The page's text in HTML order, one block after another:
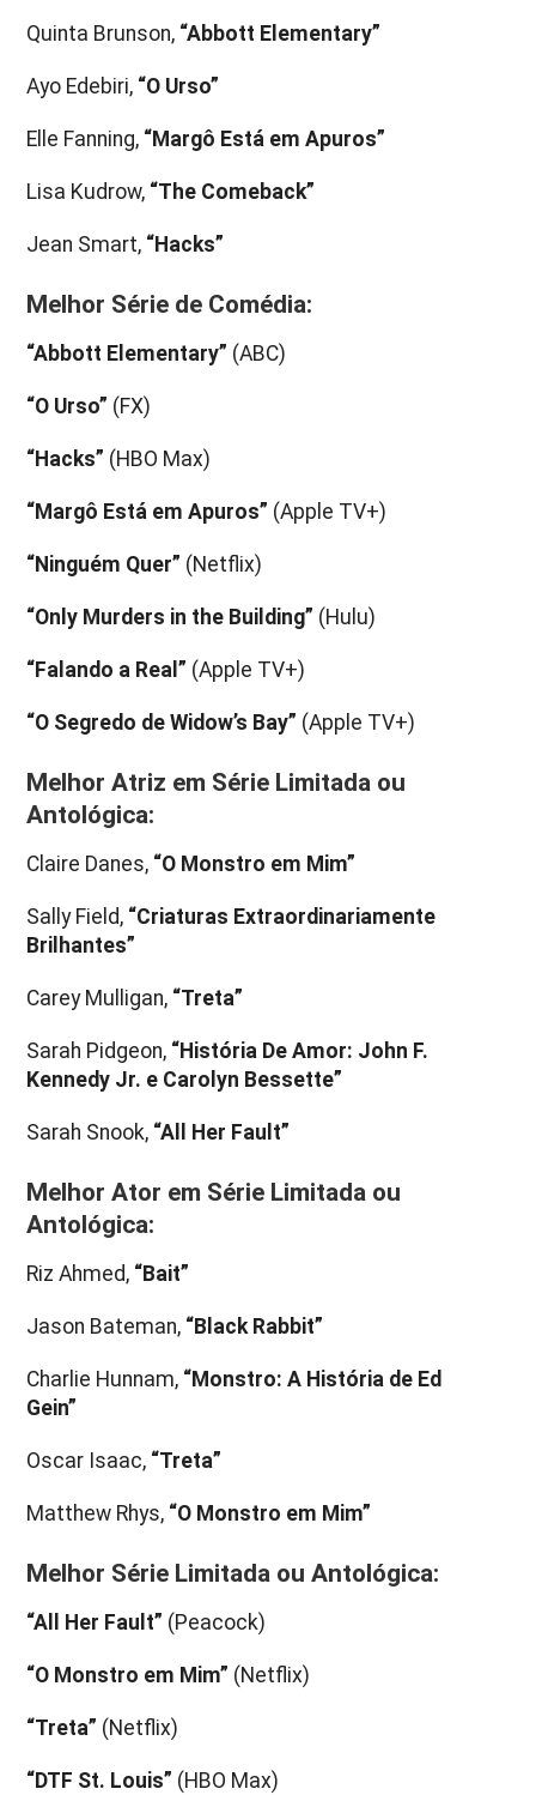
Quinta Brunson, “Abbott Elementary”
Ayo Edebiri, “O Urso”
Elle Fanning, “Margô Está em Apuros”
Lisa Kudrow, “The Comeback”
Jean Smart, “Hacks”
Melhor Série de Comédia:
“Abbott Elementary” (ABC)
“O Urso” (FX)
“Hacks” (HBO Max)
“Margô Está em Apuros” (Apple TV+)
“Ninguém Quer” (Netflix)
“Only Murders in the Building” (Hulu)
“Falando a Real” (Apple TV+)
“O Segredo de Widow’s Bay” (Apple TV+)
Melhor Atriz em Série Limitada ou
Antológica:
Claire Danes, “O Monstro em Mim”
Sally Field, “Criaturas Extraordinariamente
Brilhantes”
Carey Mulligan, “Treta”
Sarah Pidgeon, “História De Amor: John F.
Kennedy Jr. e Carolyn Bessette”
Sarah Snook, “All Her Fault”
Melhor Ator em Série Limitada ou
Antológica:
Riz Ahmed, “Bait”
Jason Bateman, “Black Rabbit”
Charlie Hunnam, “Monstro: A História de Ed
Gein”
Oscar Isaac, “Treta”
Matthew Rhys, “O Monstro em Mim”
Melhor Série Limitada ou Antológica:
“All Her Fault” (Peacock)
“O Monstro em Mim” (Netflix)
“Treta” (Netflix)
“DTF St. Louis” (HBO Max)